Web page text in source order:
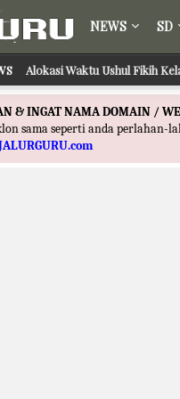
NEWS SD
Alokasi Waktu Ushul Fikih
& INGAT NAMA DOMAIN /
sama seperti anda perlahan-